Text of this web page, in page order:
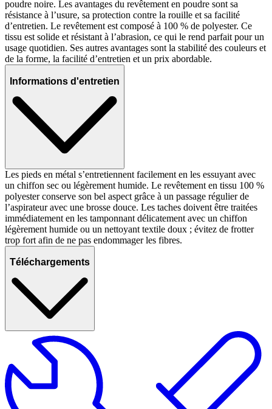
poudre noire. Les avantages du revêtement en poudre sont sa
résistance à l’usure, sa protection contre la rouille et sa facilité
d’entretien. Le revêtement est composé à 100 % de polyester. Ce
tissu est solide et résistant à l’abrasion, ce qui le rend parfait pour un
usage quotidien. Ses autres avantages sont la stabilité des couleurs et
de la forme, la facilité d’entretien et un prix abordable.
Informations d'entretien
Les pieds en métal s’entretiennent facilement en les essuyant avec
un chiffon sec ou légèrement humide. Le revêtement en tissu 100 %
polyester conserve son bel aspect grâce à un passage régulier de
l’aspirateur avec une brosse douce. Les taches doivent être traitées
immédiatement en les tamponnant délicatement avec un chiffon
légèrement humide ou un nettoyant textile doux ; évitez de frotter
trop fort afin de ne pas endommager les fibres.
Téléchargements